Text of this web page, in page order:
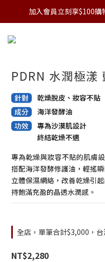
加入會員立刻享$100
單筆滿
PDRN 水潤極漾
全店，單筆合計$3,000，台
NT$2,280